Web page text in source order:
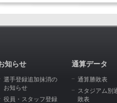
知らせ
選手登録追加抹消の
お知らせ
役員・スタッフ登録
通算データ
通算勝敗表
スタジアム別
敗表